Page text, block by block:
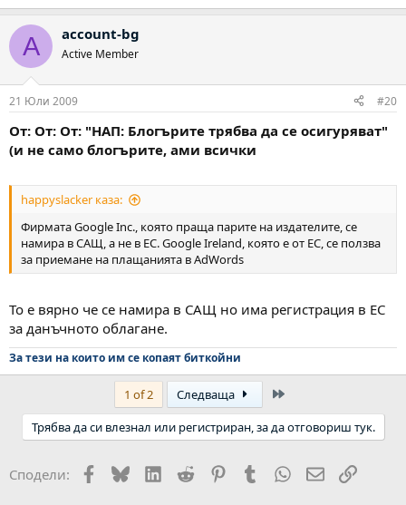
A account-bg
Active Member
21 Юли 2009 #20
От: От: От: "НАП: Блогърите трябва да се осигуряват"
(и не само блогърите, ами всички
happyslacker каза:
Фирмата Google Inc., която праща парите на издателите, се
намира в САЩ, а не в ЕС. Google Ireland, която е от ЕС, се ползва
за приемане на плащанията в AdWords
То е вярно че се намира в САЩ но има регистрация в ЕС
за данъчното облагане.
За тези на които им се копаят биткойни
1 of 2 Следваща
Трябва да си влезнал или регистриран, за да отговориш тук.
Сподели: Facebook
BlueskyLinkedIn
Reddit PinterestTumblr WhatsApp
EmailLink